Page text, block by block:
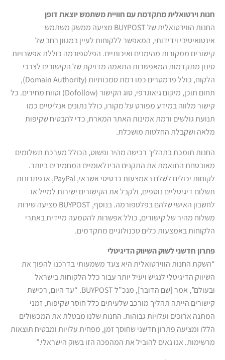
חנות וירטואלית מתקדמת עם חוויית משתמש יוצאת דופן
החנות הווירטואלית של BUYPOST מציעה ממשק משתמש
אינטואיטיבי וידידותי, המאפשר ללקוחות לעיין במגוון רחב של
קישורים ממקורות מהימנים ואיכותיים. הפלטפורמה כוללת אפשרויות
סינון מתקדמות המאפשרות התאמה מדויקת של הקישורים לצרכי
הלקוח, כולל פרמטרים כמו רמת סמכותיות (Domain Authority),
תחום תוכן, מיקום גיאוגרפי, סוג הקישור (Dofollow) וטווח מחירים. כל
קישור מלווה במידע מפורט על מקורו, כולל נתונים אנליטיים כמו
תנועת גולשים ורמת אמינות האתר המארח, כדי להבטיח שקיפות
מלאה ושקבלת החלטות מושכלת.
החנות תומכת בתהליך רכישה מהיר ופשוט, הכולל מערכת תשלומים
מאובטחת התואמת את התקנים הבינלאומיים המחמירים ביותר.
לקוחות יכולים לשלם באמצעות כרטיסי אשראי, PayPal, או פתרונות
תשלום דיגיטליים נוספים, ולקבל את הקישורים ישירות למייל או
לחשבון האישי שלהם בפלטפורמה. בנוסף, BUYPOST מציעה שירות
משלוח מהיר של קישורים, כולל אפשרות להטמעה מיידית באתרי
הלקוחות באמצעות כלים טכנולוגיים מתקדמים.
פתרון חדשני לשוק השיווק הדיגיטלי
“השקת החנות הווירטואלית היא צעד משמעותי בדרכנו להפוך את
השיווק הדיגיטלי לנגיש ויעיל יותר עבור כלל הלקוחות בישראל
ובעולם”, אמר [שם הדובר], מנכ”ל BUYPOST. “עד היום, רכישת
קישורים הייתה תהליך מורכב שלעיתים כלל חוסר שקיפות, זמני
המתנה ארוכים ועלויות גבוהות. החנות שלנו מבטלת את המכשולים
הללו ומציעה פתרון חדשני שחוסך זמן, מפחית עלויות ומבטיח תוצאות
מרשימות. אנו גאים להוביל את המהפכה הזו בשוק הישראלי.”